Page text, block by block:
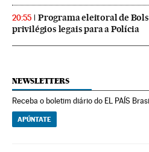
20:55
Programa eleitoral de
privilégios legais para a Polícia
NEWSLETTERS
Receba o boletim diário do EL PAÍS Brasil
APÚNTATE